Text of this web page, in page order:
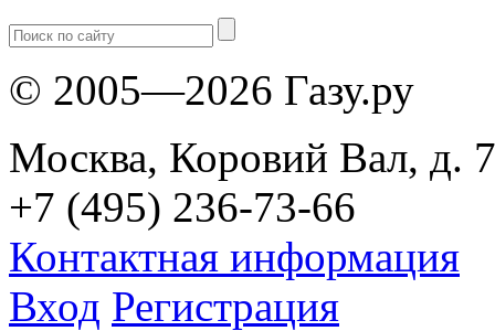
© 2005—2026 Газу.ру
Москва, Коровий Вал, д.
+7 (495) 236-73-66
Контактная информация
Вход Регистрация